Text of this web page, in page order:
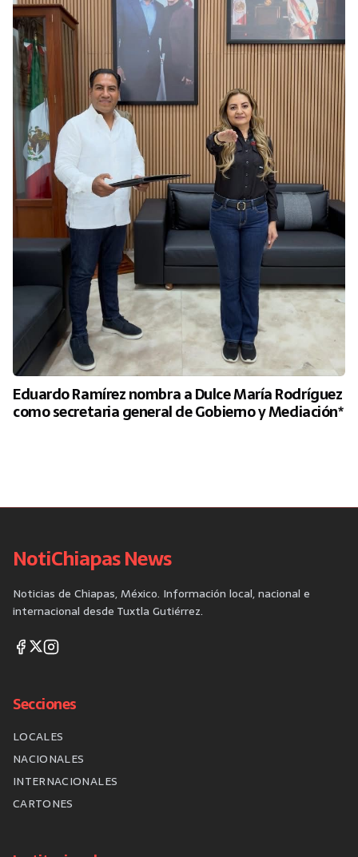
Eduardo Ramírez nombra a Dulce María Rodríguez
como secretaria general de Gobierno y Mediación*
NotiChiapas News
Noticias de Chiapas, México. Información local, nacional e
internacional desde Tuxtla Gutiérrez.
Secciones
LOCALES
NACIONALES
INTERNACIONALES
CARTONES